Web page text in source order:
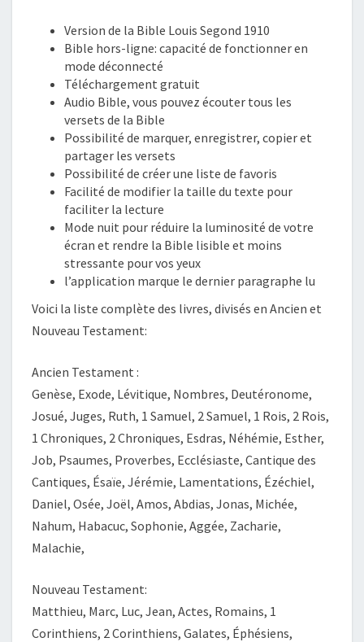
Version de la Bible Louis Segond 1910
Bible hors-ligne: capacité de fonctionner en
mode déconnecté
Téléchargement gratuit
Audio Bible, vous pouvez écouter tous les
versets de la Bible
Possibilité de marquer, enregistrer, copier et
partager les versets
Possibilité de créer une liste de favoris
Facilité de modifier la taille du texte pour
faciliter la lecture
Mode nuit pour réduire la luminosité de votre
écran et rendre la Bible lisible et moins
stressante pour vos yeux
l’application marque le dernier paragraphe lu
Voici la liste complète des livres, divisés en Ancien et
Nouveau Testament:
Ancien Testament :
Genèse, Exode, Lévitique, Nombres, Deutéronome,
Josué, Juges, Ruth, 1 Samuel, 2 Samuel, 1 Rois, 2 Rois,
1 Chroniques, 2 Chroniques, Esdras, Néhémie, Esther,
Job, Psaumes, Proverbes, Ecclésiaste, Cantique des
Cantiques, Ésaïe, Jérémie, Lamentations, Ézéchiel,
Daniel, Osée, Joël, Amos, Abdias, Jonas, Michée,
Nahum, Habacuc, Sophonie, Aggée, Zacharie,
Malachie,
Nouveau Testament:
Matthieu, Marc, Luc, Jean, Actes, Romains, 1
Corinthiens, 2 Corinthiens, Galates, Éphésiens,